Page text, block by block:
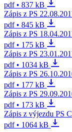
pdf • 837 kB
Zápis z PS
pdf • 845 kB
Zápis z PS
pdf • 175 kB
Zápis z PS
pdf • 1034 kB
Zápis z PS
pdf • 177 kB
Zápis z PS
pdf • 173 kB
Zápis z výjezdu PS
pdf • 1064 kB